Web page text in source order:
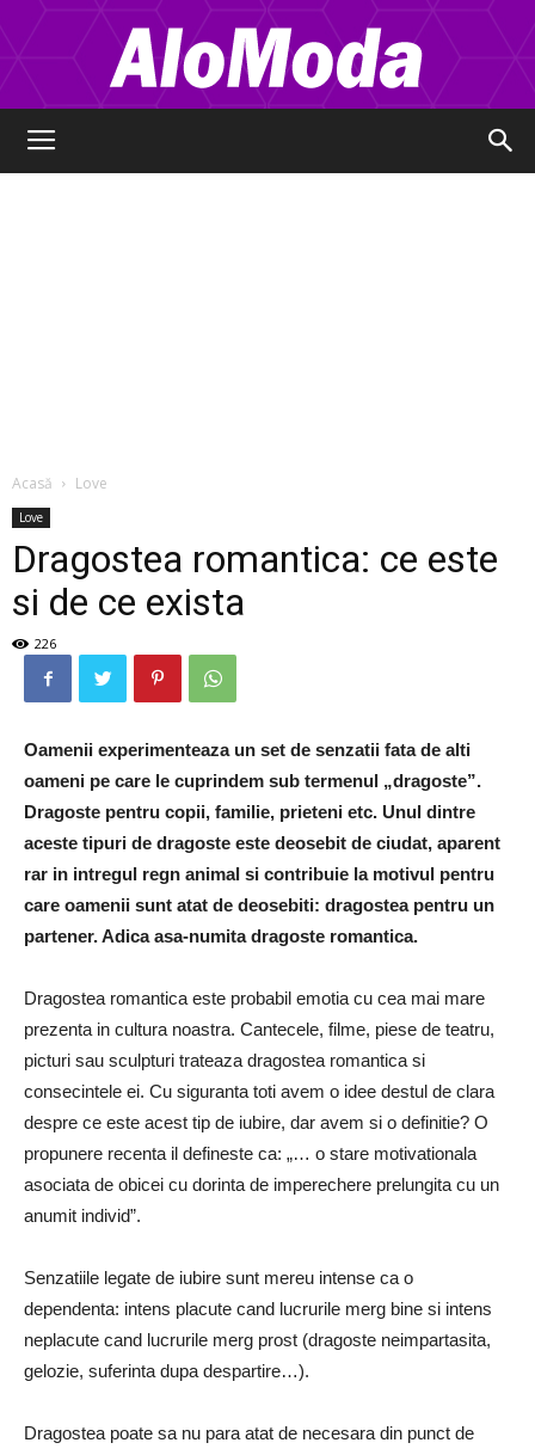
Acasă Love
Love
Dragostea romantica: ce este
si de ce exista
226
Oamenii experimenteaza un set de senzatii fata de alti
oameni pe care le cuprindem sub termenul „dragoste”.
Dragoste pentru copii, familie, prieteni etc. Unul dintre
aceste tipuri de dragoste este deosebit de ciudat, aparent
rar in intregul regn animal si contribuie la motivul pentru
care oamenii sunt atat de deosebiti: dragostea pentru un
partener. Adica asa-numita dragoste romantica.
Dragostea romantica este probabil emotia cu cea mai mare
prezenta in cultura noastra. Cantecele, filme, piese de teatru,
picturi sau sculpturi trateaza dragostea romantica si
consecintele ei. Cu siguranta toti avem o idee destul de clara
despre ce este acest tip de iubire, dar avem si o definitie? O
propunere recenta il defineste ca: „… o stare motivationala
asociata de obicei cu dorinta de imperechere prelungita cu un
anumit individ”.
Senzatiile legate de iubire sunt mereu intense ca o
dependenta: intens placute cand lucrurile merg bine si intens
neplacute cand lucrurile merg prost (dragoste neimpartasita,
gelozie, suferinta dupa despartire…).
Dragostea poate sa nu para atat de necesara din punct de